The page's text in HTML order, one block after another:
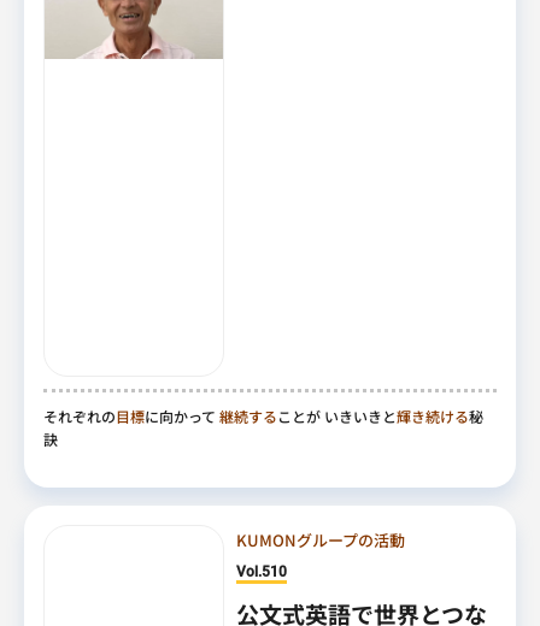
それぞれの目標に向かって 継続することが いきいきと輝き続ける秘
訣
KUMONグループの活動
Vol.510
公文式英語で世界とつな